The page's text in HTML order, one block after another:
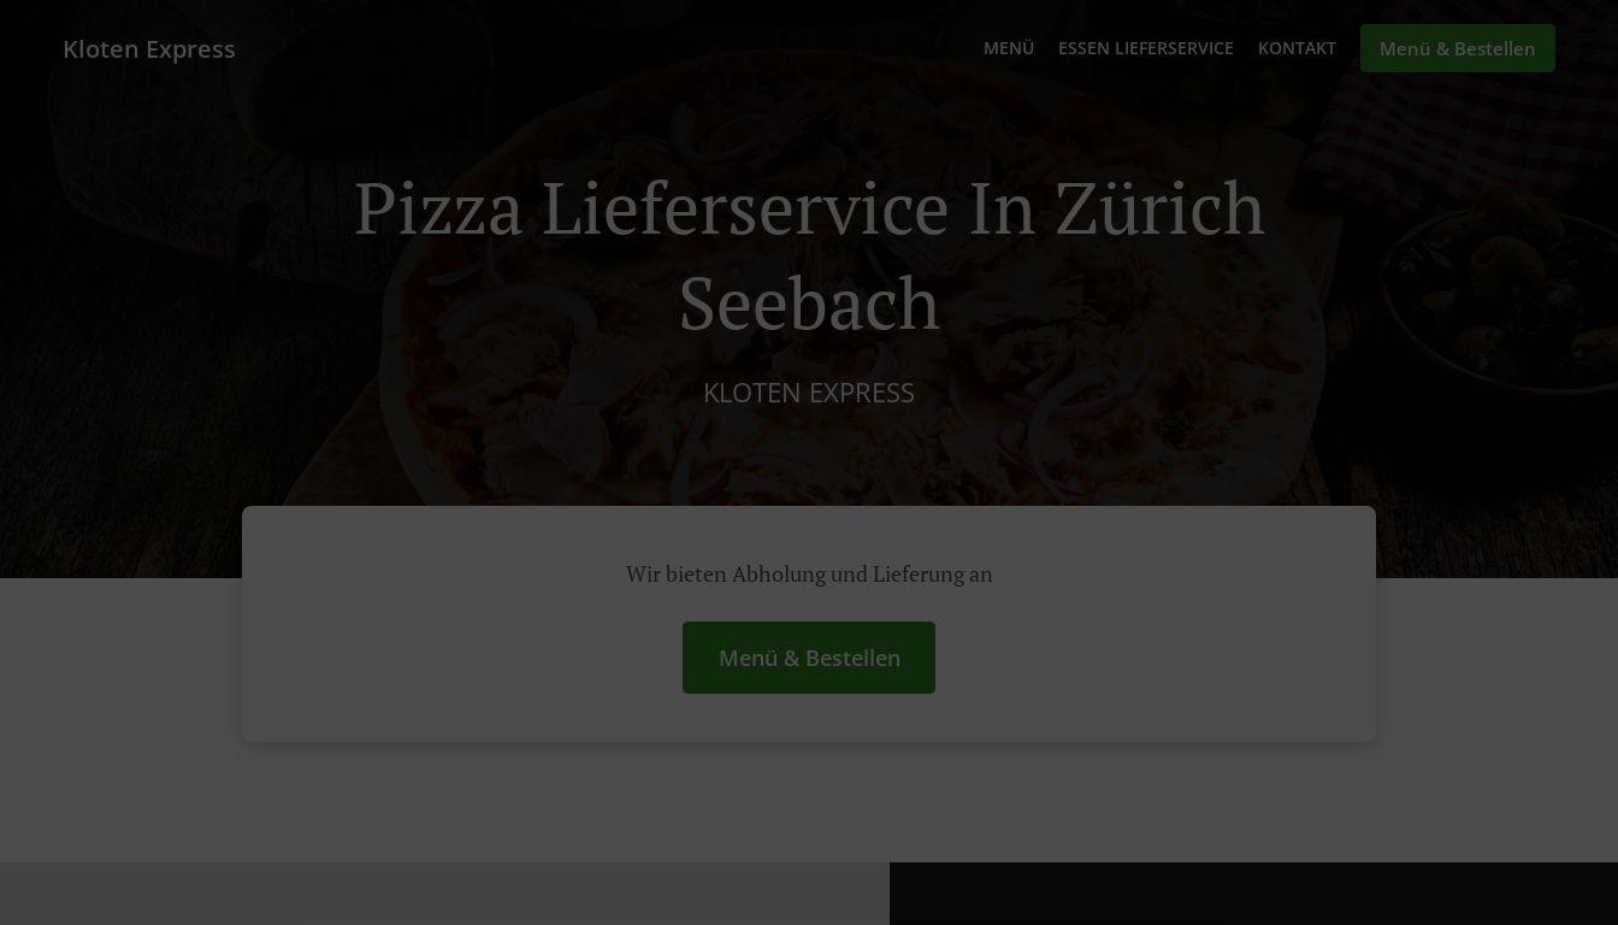
Kloten Express MENÜ ESSEN LIEFERSERVICE KONTAKT Menü & Bestellen
Pizza Lieferservice In Zürich
Seebach
KLOTEN EXPRESS
Wir bieten Abholung und Lieferung an
Menü & Bestellen